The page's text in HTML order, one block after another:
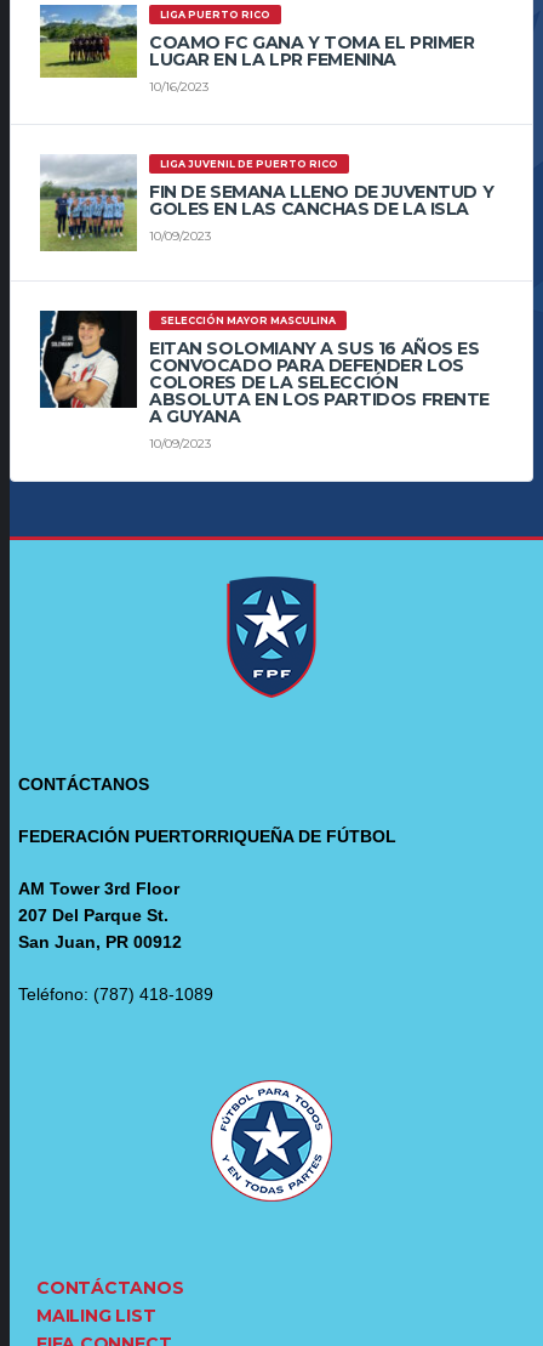
LIGA PUERTO RICO
COAMO FC GANA Y TOMA EL PRIMER
LUGAR EN LA LPR FEMENINA
10/16/2023
LIGA JUVENIL DE PUERTO RICO
FIN DE SEMANA LLENO DE JUVENTUD Y
GOLES EN LAS CANCHAS DE LA ISLA
10/09/2023
SELECCIÓN MAYOR MASCULINA
EITAN SOLOMIANY A SUS 16 AÑOS ES
CONVOCADO PARA DEFENDER LOS
COLORES DE LA SELECCIÓN
ABSOLUTA EN LOS PARTIDOS FRENTE
A GUYANA
10/09/2023
CONTÁCTANOS
FEDERACIÓN PUERTORRIQUEÑA DE FÚTBOL
AM Tower 3rd Floor
207 Del Parque St.
San Juan, PR 00912
Teléfono: (787) 418-1089
CONTÁCTANOS
MAILING LIST